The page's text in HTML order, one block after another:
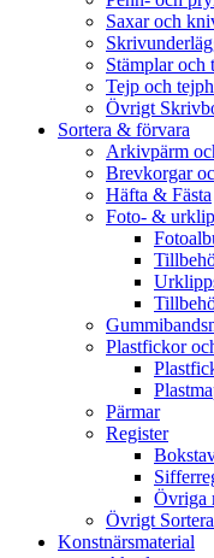
Saxar och
Stämplar och
Tejp och
Övrigt
Sortera & förvara
Arkivpärm
Brevkorgar
Häfta & Fästa
Foto- &
Plastfickor
Pärmar
Register
Övriga
Övrigt
Konstnärsmaterial